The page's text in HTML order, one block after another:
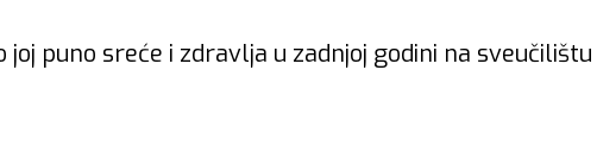
puno sreće i zdravlja u zadnjoj godini na sveučilištu